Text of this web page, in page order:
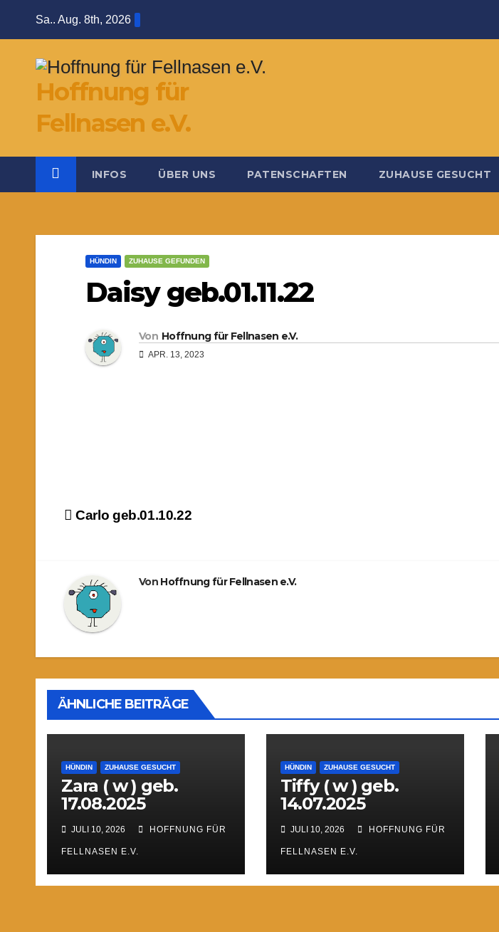
Sa.. Aug. 8th, 2026
Hoffnung für
Fellnasen e.V.
INFOS ÜBER UNS PATENSCHAFTEN ZUHAUSE GESUCHT
HÜNDIN ZUHAUSE GEFUNDEN
Daisy geb.01.11.22
Von Hoffnung für Fellnasen e.V.
APR. 13, 2023
Beitragsnavigation
Carlo geb.01.10.22
Von Hoffnung für Fellnasen e.V.
ÄHNLICHE BEITRÄGE
HÜNDIN ZUHAUSE GESUCHT
Zara ( w ) geb.
17.08.2025
JULI 10, 2026 HOFFNUNG FÜR
FELLNASEN E.V.
HÜNDIN ZUHAUSE GESUCHT
Tiffy ( w ) geb.
14.07.2025
JULI 10, 2026 HOFFNUNG FÜR
FELLNASEN E.V.